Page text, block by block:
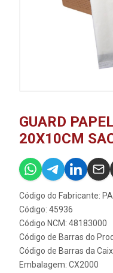
GUARD
20X10CM
Código do Fabricante:
Código: 45936
Código NCM: 48183000
Código de Barras do
Código de Barras da
Embalagem: CX2000